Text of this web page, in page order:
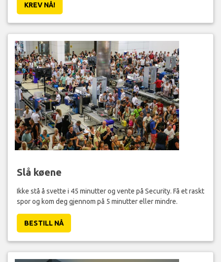
KREV NÅ!
Slå køene
Ikke stå å svette i 45 minutter og vente på Security. Få et raskt
spor og kom deg gjennom på 5 minutter eller mindre.
BESTILL NÅ